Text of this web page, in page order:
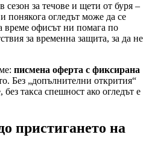
сезон за течове и щети от буря –
понякога огледът може да се
време офисът ни помага по
за временна защита, за да не
писмена оферта с фиксирана
Без „допълнителни открития“
без такса спешност ако огледът е
пристигането на